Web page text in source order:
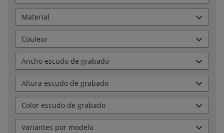
Material
Couleur
Ancho escudo de grabado
Altura escudo de grabado
Color escudo de grabado
Variantes por modelo